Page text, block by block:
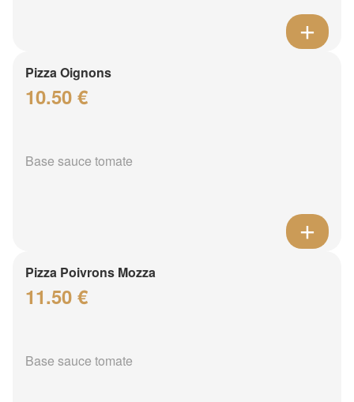
Pizza Oignons
10.50 €
Base sauce tomate
Pizza Poivrons Mozza
11.50 €
Base sauce tomate